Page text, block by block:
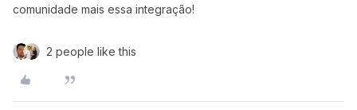
comunidade mais essa integração!
2 people like this